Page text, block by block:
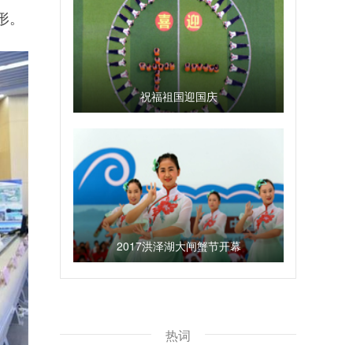
祝福祖国迎国庆
2017洪泽湖大闸蟹节开幕
热词